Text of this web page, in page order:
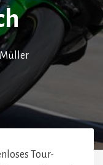
Tour-